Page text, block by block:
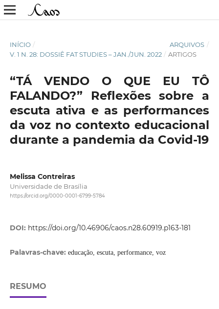
INÍCIO / ARQUIVOS /
V. 1 N. 28: DOSSIÊ FAT STUDIES – JAN./JUN. 2022 / ARTIGOS
“TÁ VENDO O QUE EU TÔ
FALANDO?” Reflexões sobre a
escuta ativa e as performances
da voz no contexto educacional
durante a pandemia da Covid-19
Melissa Contreiras
Universidade de Brasília
https://orcid.org/0000-0001-6799-5784
DOI: https://doi.org/10.46906/caos.n28.60919.p163-181
Palavras-chave: educação, escuta, performance, voz
RESUMO